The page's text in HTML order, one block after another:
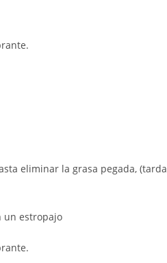
eliminar la grasa pegada,
un estropajo